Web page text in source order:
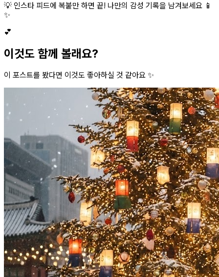
💡 인스타 피드에 복붙만 하면 끝! 나만의 감성 기록을 남겨보세요 📱
✨
💕
이것도 함께 볼래요?
이 포스트를 봤다면 이것도 좋아하실 것 같아요 ✨